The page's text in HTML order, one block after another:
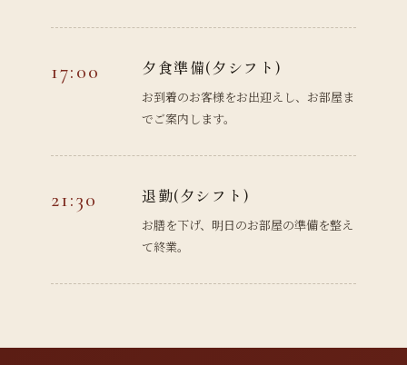
17:00 夕食準備(夕シフト)
お到着のお客様をお出迎えし、お部屋ま
でご案内します。
21:30 退勤(夕シフト)
お膳を下げ、明日のお部屋の準備を整え
て終業。